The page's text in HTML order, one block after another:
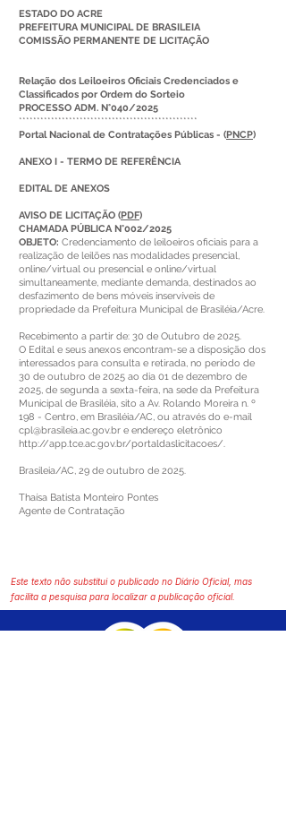
ESTADO DO ACRE
PREFEITURA MUNICIPAL DE BRASILEIA
COMISSÃO PERMANENTE DE LICITAÇÃO
Relação dos Leiloeiros Oficiais Credenciados e
Classificados por Ordem do Sorteio
PROCESSO ADM. N°040/2025
**************************************************
Portal Nacional de Contratações Públicas - (PNCP)
ANEXO I - TERMO DE REFERÊNCIA
EDITAL DE ANEXOS
AVISO DE LICITAÇÃO (PDF)
CHAMADA PÚBLICA N°002/2025
OBJETO: Credenciamento de leiloeiros oficiais para a
realização de leilões nas modalidades presencial,
online/virtual ou presencial e online/virtual
simultaneamente, mediante demanda, destinados ao
desfazimento de bens móveis inservíveis de
propriedade da Prefeitura Municipal de Brasiléia/Acre.
Recebimento a partir de: 30 de Outubro de 2025.
O Edital e seus anexos encontram-se a disposição dos
interessados para consulta e retirada, no período de
30 de outubro de 2025 ao dia 01 de dezembro de
2025, de segunda a sexta-feira, na sede da Prefeitura
Municipal de Brasiléia, sito a Av. Rolando Moreira n. º
198 - Centro, em Brasiléia/AC, ou através do e-mail
cpl@brasileia.ac.gov.br e endereço eletrônico
http://app.tce.ac.gov.br/portaldaslicitacoes/.
Brasileia/AC, 29 de outubro de 2025.
Thaísa Batista Monteiro Pontes
Agente de Contratação
Este texto não substitui o publicado no Diário Oficial, mas
facilita a pesquisa para localizar a publicação oficial.